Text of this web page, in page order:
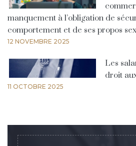
manquement à l’obligation de
comportement et de ses propos
12 NOVEMBRE 2025
Les
droit
11 OCTOBRE 2025